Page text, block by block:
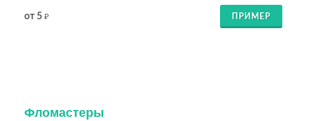
от 5 ₽ ПРИМЕР
Фломастеры